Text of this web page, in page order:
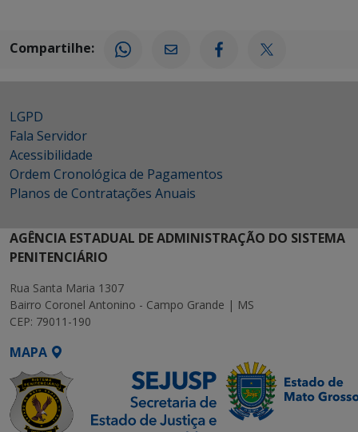
Compartilhe:
LGPD
Fala Servidor
Acessibilidade
Ordem Cronológica de Pagamentos
Planos de Contratações Anuais
AGÊNCIA ESTADUAL DE ADMINISTRAÇÃO DO SISTEMA
PENITENCIÁRIO
Rua Santa Maria 1307
Bairro Coronel Antonino - Campo Grande | MS
CEP: 79011-190
MAPA